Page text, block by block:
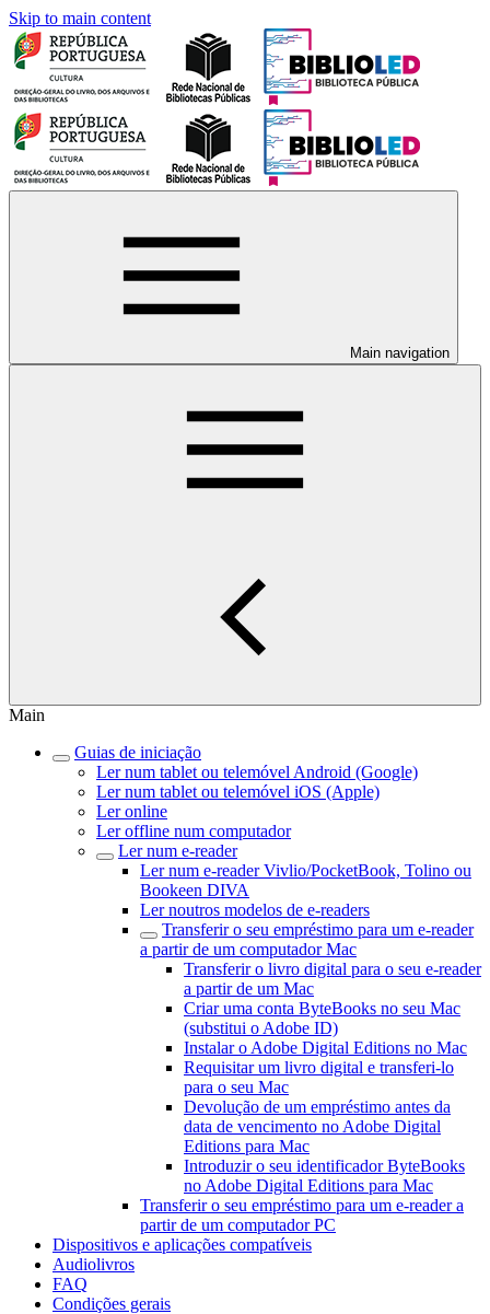
Skip to main content
Main navigation
Main
Guias de iniciação
Ler num tablet ou telemóvel Android (Google)
Ler num tablet ou telemóvel iOS (Apple)
Ler online
Ler offline num computador
Ler num e-reader
Ler num e-reader Vivlio/PocketBook, Tolino ou
Bookeen DIVA
Ler noutros modelos de e-readers
Transferir o seu empréstimo para um e-reader
a partir de um computador Mac
Transferir o livro digital para o seu e-reader
a partir de um Mac
Criar uma conta ByteBooks no seu Mac
(substitui o Adobe ID)
Instalar o Adobe Digital Editions no Mac
Requisitar um livro digital e transferi-lo
para o seu Mac
Devolução de um empréstimo antes da
data de vencimento no Adobe Digital
Editions para Mac
Introduzir o seu identificador ByteBooks
no Adobe Digital Editions para Mac
Transferir o seu empréstimo para um e-reader a
partir de um computador PC
Dispositivos e aplicações compatíveis
Audiolivros
FAQ
Condições gerais